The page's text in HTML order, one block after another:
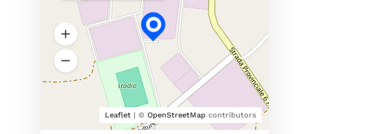
Leaflet| © OpenStreetMapcontributors